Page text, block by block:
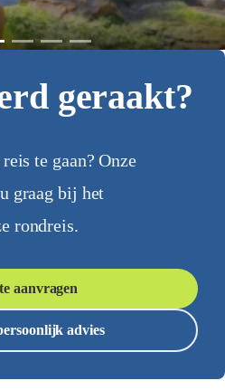
geraakt?
te gaan? Onze
graag bij het
rondreis.
aanvragen
advies